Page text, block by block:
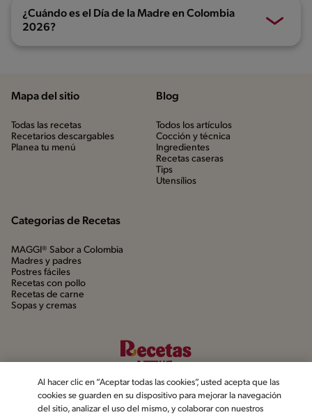
¿Cuándo es el Día de la Madre en Colombia
2026?
Mapa del sitio
Todas las recetas
Recetarios descargables
Planea tu menú
Blog
Todos los artículos
Cocción y técnica
Ingredientes
Recetas caseras
Tips
Utensílios
Categorias de Recetas
MAGGI® Sabor a Colombia
Madres y padres
Postres fáciles
Recetas con pollo
Recetas de carne
Sopas y cremas
Al hacer clic en “Aceptar todas las cookies”, usted acepta que las
cookies se guarden en su dispositivo para mejorar la navegación
del sitio, analizar el uso del mismo, y colaborar con nuestros